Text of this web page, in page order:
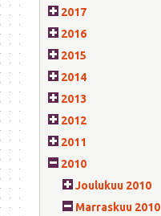
2017
2016
2015
2014
2013
2012
2011
2010
Joulukuu 2010
Marraskuu 2010